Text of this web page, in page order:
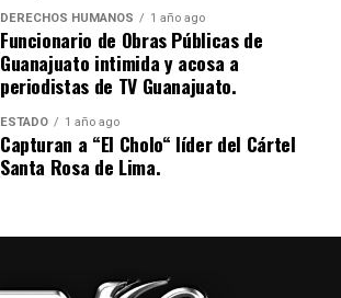
DERECHOS HUMANOS 1 año ago
Funcionario de Obras Públicas de
Guanajuato intimida y acosa a
periodistas de TV Guanajuato.
ESTADO 1 año ago
Capturan a “El Cholo“ líder del Cártel
Santa Rosa de Lima.